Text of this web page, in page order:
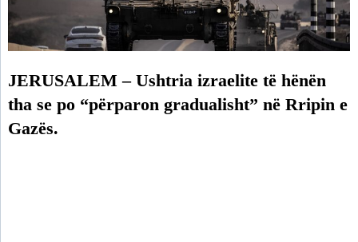
JERUSALEM – Ushtria izraelite të hënën
tha se po “përparon gradualisht” në Rripin e
Gazës.